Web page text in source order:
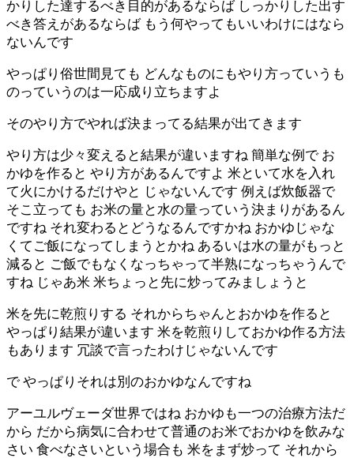
かりした達するべき目的があるならば しっかりした出す
べき答えがあるならば もう何やってもいいわけにはなら
ないんです
やっぱり俗世間見ても どんなものにもやり方っていうも
のっていうのは一応成り立ちますよ
そのやり方でやれば決まってる結果が出てきます
やり方は少々変えると結果が違いますね 簡単な例で お
かゆを作ると やり方があるんですよ 米といて水を入れ
て火にかけるだけやと じゃないんです 例えば炊飯器で
そこ立っても お米の量と水の量っていう決まりがあるん
ですね それ変わるとどうなるんですかね おかゆじゃな
くてご飯になってしまうとかね あるいは水の量がもっと
減ると ご飯でもなくなっちゃって半熟になっちゃうんで
すね じゃあ米 米ちょっと先に炒ってみましょうと
米を先に乾煎りする それからちゃんとおかゆを作ると
やっぱり結果が違います 米を乾煎りしておかゆ作る方法
もあります 冗談で言ったわけじゃないんです
で やっぱりそれは別のおかゆなんですね
アーユルヴェーダ世界ではね おかゆも一つの治療方法だ
から だから病気に合わせて普通のお米でおかゆを飲みな
さい 食べなさいという場合も 米をまず炒って それから